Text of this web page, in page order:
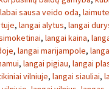
labai sausa veido oda,
, langai alytus, langai
, langai kaina,
, langai marijampole,
, langai pigiau, langai
vilniuje, langai siauliai,